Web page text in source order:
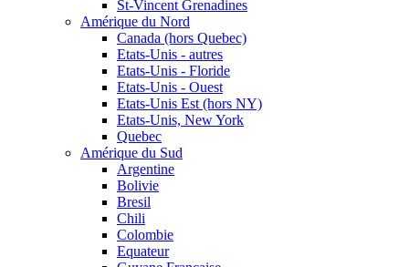
St-Vincent Grenadines
Amérique du Nord
Canada (hors Quebec)
Etats-Unis - autres
Etats-Unis - Floride
Etats-Unis - Ouest
Etats-Unis Est (hors NY)
Etats-Unis, New York
Quebec
Amérique du Sud
Argentine
Bolivie
Bresil
Chili
Colombie
Equateur